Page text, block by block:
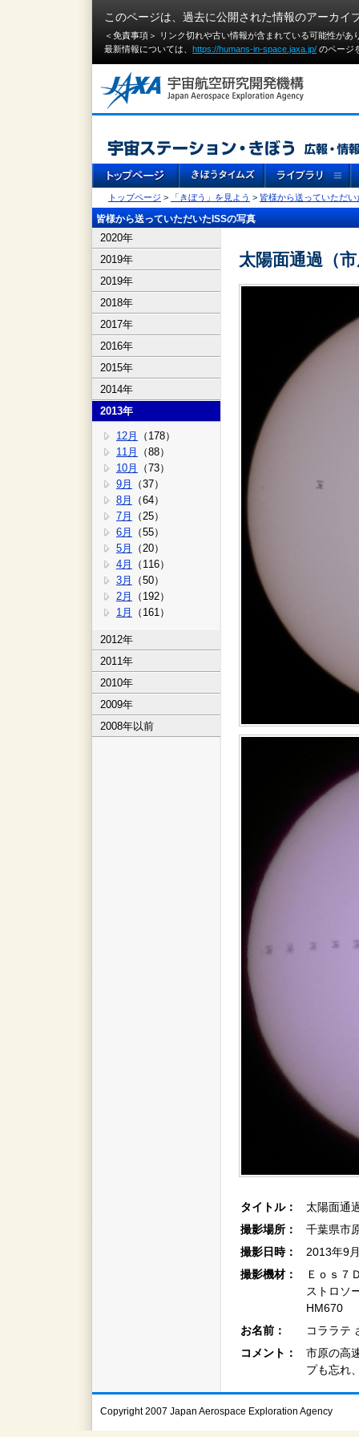
このページは、過去に公開された情報のアーカイ
＜免責事項＞ リンク切れや古い情報が含まれている可能性が
最新情報については、 https://humans-in-space.jaxa.jp/ のページ
トップページ > 「きぼう」を見よう > 皆様から送っていただい
皆様から送っていただいたISSの写真
2020年
2019年
2019年
2018年
2017年
2016年
2015年
2014年
2013年
12月
（178）
11月
（88）
10月
（73）
9月
（37）
8月
（64）
7月
（25）
6月
（55）
5月
（20）
4月
（116）
3月
（50）
2月
（192）
1月
（161）
2012年
2011年
2010年
2009年
2008年以前
太陽面通過（
タイトル：
太陽面通
撮影場所：
千葉県市
撮影日時：
2013年9
撮影機材：
Ｅｏｓ７
ストロソ
HM670
お名前：
コララテ
コメント：
市原の高
プも忘れ
Copyright 2007 Japan Aerospace Exploration Agency